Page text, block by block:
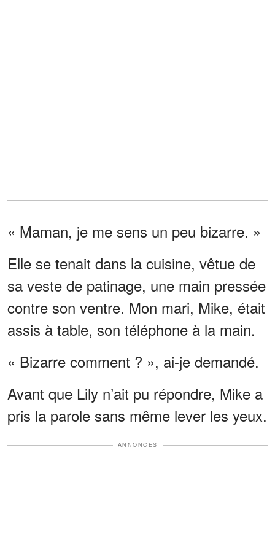
« Maman, je me sens un peu bizarre. »
Elle se tenait dans la cuisine, vêtue de
sa veste de patinage, une main pressée
contre son ventre. Mon mari, Mike, était
assis à table, son téléphone à la main.
« Bizarre comment ? », ai-je demandé.
Avant que Lily n’ait pu répondre, Mike a
pris la parole sans même lever les yeux.
ANNONCES